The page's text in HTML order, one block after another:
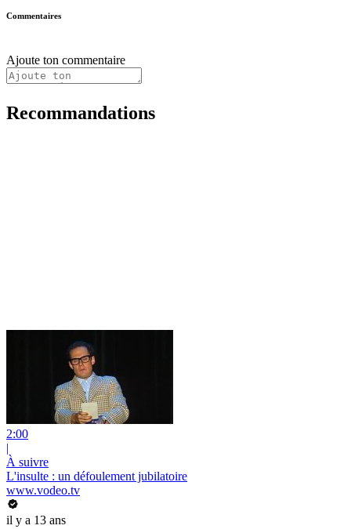
Commentaires
Ajoute ton commentaire
Recommandations
2:00
|
À suivre
L'insulte : un défoulement jubilatoire
www.vodeo.tv
il y a 13 ans